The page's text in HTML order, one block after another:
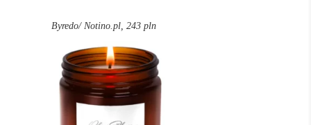
Byredo/ Notino.pl, 243 pln